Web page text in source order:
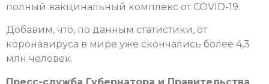
полный вакцинальный комплекс от COVID-19.
Добавим, что, по данным статистики, от
коронавируса в мире уже скончались более 4,3
млн человек.